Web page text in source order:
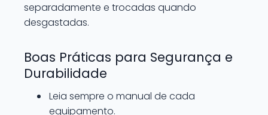
separadamente e trocadas quando
desgastadas.
Boas Práticas para Segurança e
Durabilidade
Leia sempre o manual de cada
equipamento.